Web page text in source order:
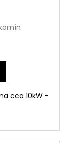
cca 10kW -